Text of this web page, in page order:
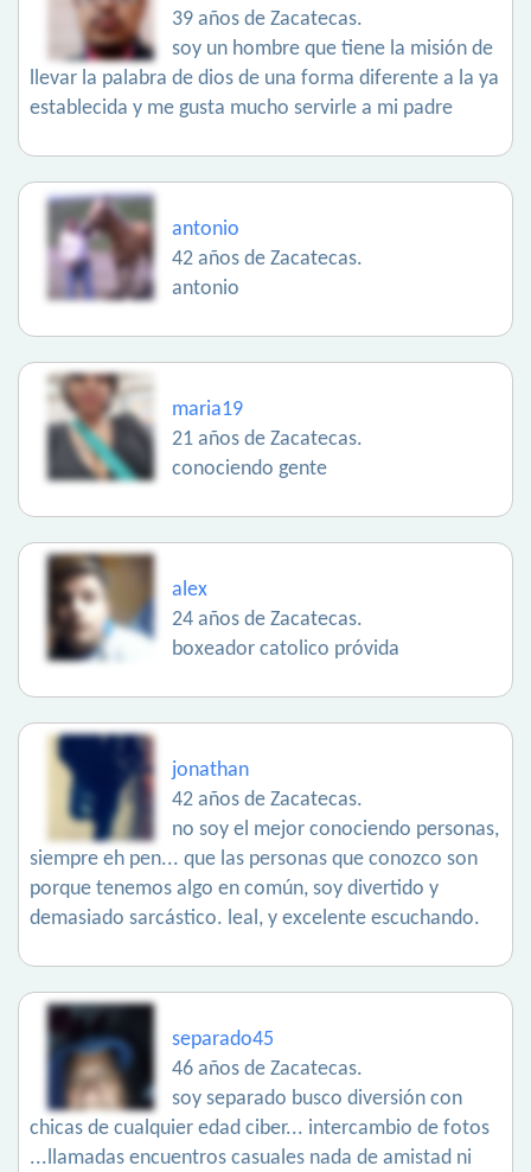
39 años de Zacatecas.
soy un hombre que tiene la misión de
llevar la palabra de dios de una forma diferente a la ya
establecida y me gusta mucho servirle a mi padre
antonio
42 años de Zacatecas.
antonio
maria19
21 años de Zacatecas.
conociendo gente
alex
24 años de Zacatecas.
boxeador catolico próvida
jonathan
42 años de Zacatecas.
no soy el mejor conociendo personas,
siempre eh pen... que las personas que conozco son
porque tenemos algo en común, soy divertido y
demasiado sarcástico. leal, y excelente escuchando.
separado45
46 años de Zacatecas.
soy separado busco diversión con
chicas de cualquier edad ciber... intercambio de fotos
...llamadas encuentros casuales nada de amistad ni